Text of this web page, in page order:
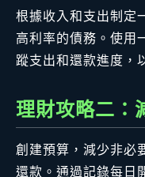
根據收入和支出制定
高利率的債務。使用
蹤支出和還款進度，
理財攻略二：
創建預算，減少非必
還款。通過記錄每日